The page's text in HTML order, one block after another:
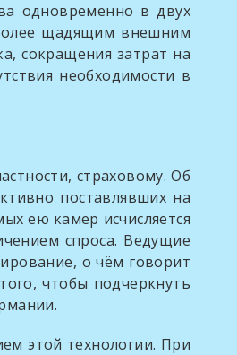
в двух
щадящим внешним
сокращения затрат на
необходимости в
страховому. Об
поставлявших на
ею камер исчисляется
спроса. Ведущие
о чём говорит
чтобы подчеркнуть
этой технологии. При